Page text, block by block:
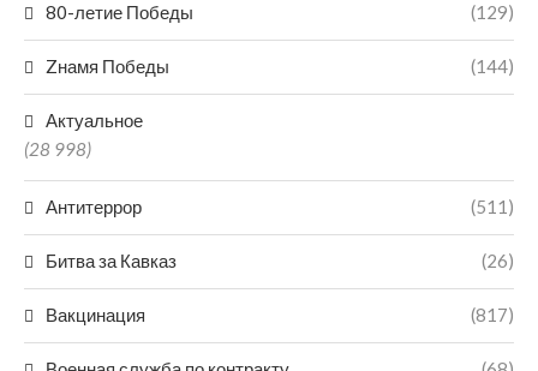
80-летие Победы (129)
Zнамя Победы (144)
Актуальное
(28 998)
Антитеррор (511)
Битва за Кавказ (26)
Вакцинация (817)